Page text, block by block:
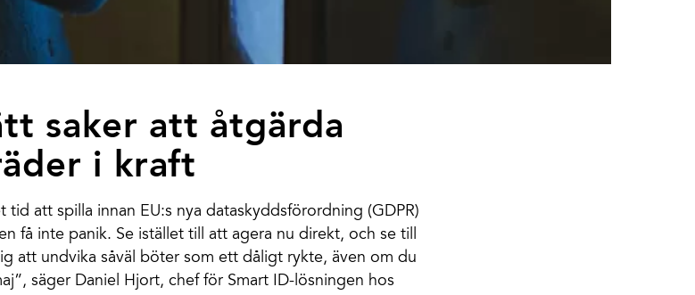
saker att åtgärda
i kraft
tid att spilla innan EU:s nya dataskyddsförordning (GDPR)
få inte panik. Se istället till att agera nu direkt, och se till
att undvika såväl böter som ett dåligt rykte, även om du
säger Daniel Hjort, chef för Smart ID-lösningen hos